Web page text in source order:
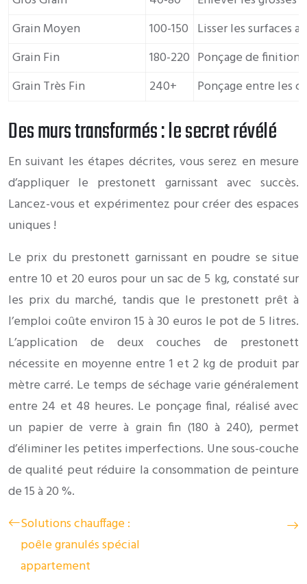
Grain Moyen
100-150 Lisser les surfaces
Grain Fin
180-220 Ponçage de
Grain Très Fin
240+ Ponçage entre les
Des murs transformés : le secret révélé
En suivant les étapes décrites, vous serez en mesure
d’appliquer le prestonett garnissant avec succès.
Lancez-vous et expérimentez pour créer des espaces
uniques !
Le prix du prestonett garnissant en poudre se situe
entre 10 et 20 euros pour un sac de 5 kg, constaté sur
les prix du marché, tandis que le prestonett prêt à
l’emploi coûte environ 15 à 30 euros le pot de 5 litres.
L’application de deux couches de prestonett
nécessite en moyenne entre 1 et 2 kg de produit par
mètre carré. Le temps de séchage varie généralement
entre 24 et 48 heures. Le ponçage final, réalisé avec
un papier de verre à grain fin (180 à 240), permet
d’éliminer les petites imperfections. Une sous-couche
de qualité peut réduire la consommation de peinture
de 15 à 20 %.
Solutions chauffage :
poêle granulés spécial
appartement